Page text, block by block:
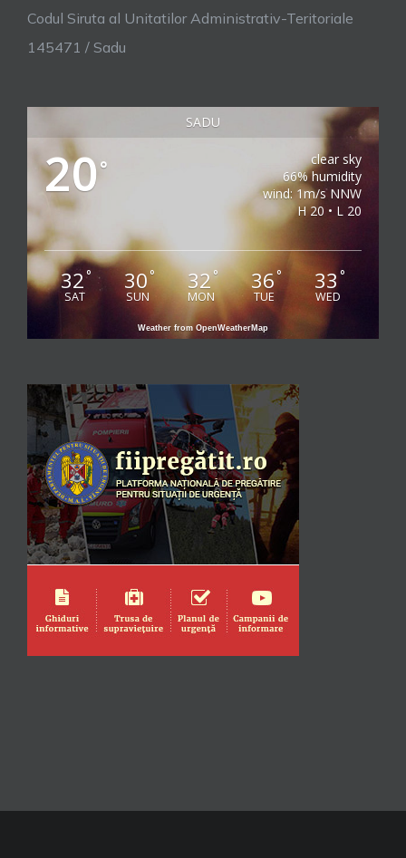
Codul Siruta al Unitatilor Administrativ-Teritoriale
145471 / Sadu
SADU
20°
clear sky
66% humidity
wind: 1m/s NNW
H 20 • L 20
32°
SAT
30°
SUN
32°
MON
36°
TUE
33 °
WED
Weather from OpenWeatherMap